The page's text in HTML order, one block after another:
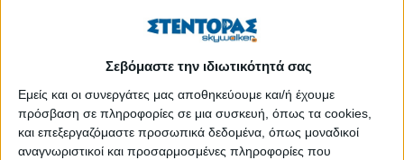
Σεβόμαστε την ιδιωτικότητά σας
Εμείς και οι συνεργάτες μας αποθηκεύουμε και/ή έχουμε
πρόσβαση σε πληροφορίες σε μια συσκευή, όπως τα cookies,
και επεξεργαζόμαστε προσωπικά δεδομένα, όπως μοναδικοί
αναγνωριστικοί και προσαρμοσμένες πληροφορίες που
Saturday, 08/08/2026 09:03:38
πειρατικά παιχνίδια